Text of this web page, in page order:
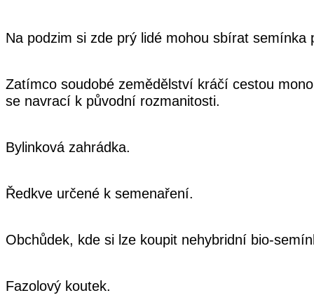
Na podzim si zde prý lidé mohou sbírat semínka
Zatímco soudobé zemědělství kráčí cestou
se navrací k původní rozmanitosti.
Bylinková zahrádka.
Ředkve určené k semenaření.
Obchůdek, kde si lze koupit nehybridní bio-
Fazolový koutek.